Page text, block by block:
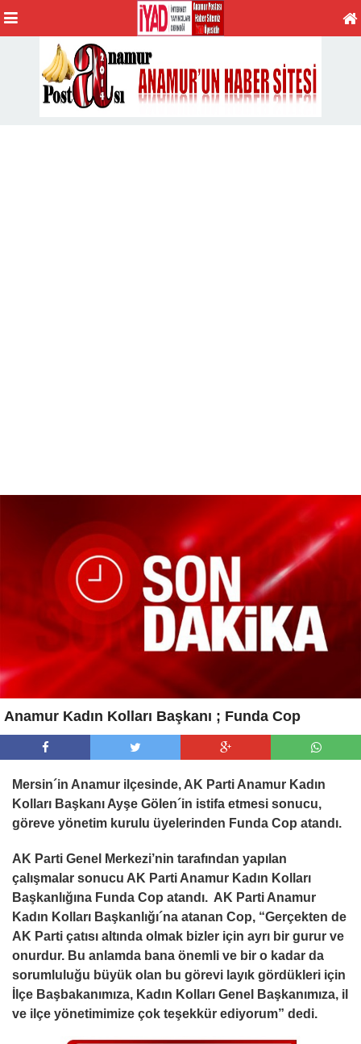
Anamur Kadın Kolları Başkanı ; Funda Cop
Mersin´in Anamur ilçesinde, AK Parti Anamur Kadın
Kolları Başkanı Ayşe Gölen´in istifa etmesi sonucu,
göreve yönetim kurulu üyelerinden Funda Cop atandı.
AK Parti Genel Merkezi’nin tarafından yapılan
çalışmalar sonucu AK Parti Anamur Kadın Kolları
Başkanlığına Funda Cop atandı. AK Parti Anamur
Kadın Kolları Başkanlığı´na atanan Cop, “Gerçekten de
AK Parti çatısı altında olmak bizler için ayrı bir gurur ve
onurdur. Bu anlamda bana önemli ve bir o kadar da
sorumluluğu büyük olan bu görevi layık gördükleri için
İlçe Başbakanımıza, Kadın Kolları Genel Başkanımıza, il
ve ilçe yönetimimize çok teşekkür ediyorum” dedi.